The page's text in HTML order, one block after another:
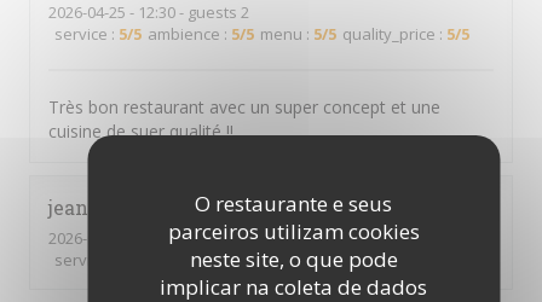
O restaurante e seus
parceiros utilizam cookies
neste site, o que pode
implicar na coleta de dados
2026-04-25 - 12:30 - guests 2
service : 5/5 ambience : 5/5 menu : 5/5 quality_price : 5/5
Très bon restaurant avec un super concept et une
cuisine de suer qualité !!
jean christophe ou philippeG
2026-04-18
- 12:00 - guests 3
service
ambience:5 /5 menu :5/5 quality_price